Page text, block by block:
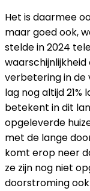
Het is daarmee
maar goed ook,
stelde in 2024
waarschijnlijkheid
verbetering in de
lag nog altijd 21%
betekent in dit
opgeleverde
met de lange
komt erop neer
ze zijn nog niet
doorstroming